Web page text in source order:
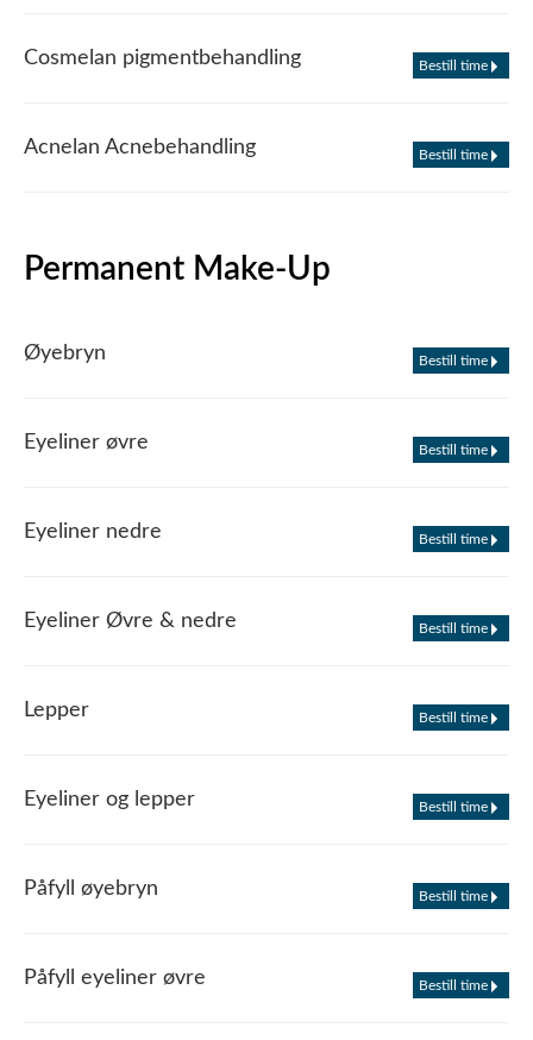
Cosmelan pigmentbehandling Bestill time
Acnelan Acnebehandling Bestill time
Permanent Make-Up
Øyebryn Bestill time
Eyeliner øvre Bestill time
Eyeliner nedre Bestill time
Eyeliner Øvre & nedre Bestill time
Lepper Bestill time
Eyeliner og lepper Bestill time
Påfyll øyebryn Bestill time
Påfyll eyeliner øvre Bestill time